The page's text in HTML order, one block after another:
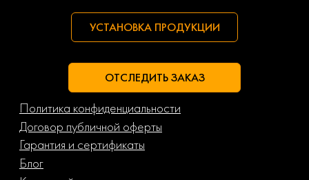
УСТАНОВКА ПРОДУКЦИИ
ОТСЛЕДИТЬ ЗАКАЗ
Политика конфиденциальности
Договор публичной оферты
Гарантия и сертификаты
Блог